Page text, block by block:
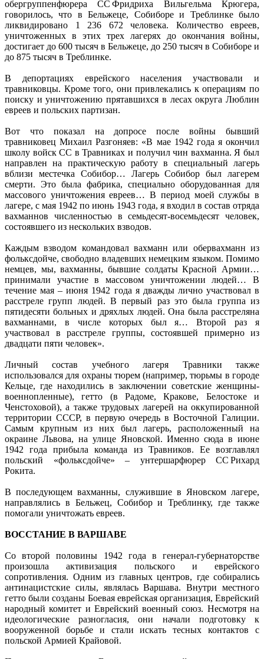
обергруппенфюрера СС Фридриха Вильгельма Крюгера,
говорилось, что в Бельжеце, Собиборе и Треблинке было
ликвидировано 1 236 672 человека. Количество евреев,
уничтоженных в этих трех лагерях до окончания войны,
достигает до 600 тысяч в Бельжеце, до 250 тысяч в Собиборе и
до 875 тысяч в Треблинке.
В депортациях еврейского населения участвовали и
травниковцы. Кроме того, они привлекались к операциям по
поиску и уничтожению прятавшихся в лесах округа Люблин
евреев и польских партизан.
Вот что показал на допросе после войны бывший
травниковец Михаил Разгоняев: «В мае 1942 года я окончил
школу войск СС в Травниках и получил чин вахманна. Я был
направлен на практическую работу в специальный лагерь
вблизи местечка Собибор… Лагерь Собибор был лагерем
смерти. Это была фабрика, специально оборудованная для
массового уничтожения евреев… В период моей службы в
лагере, с мая 1942 по июнь 1943 года, я входил в состав отряда
вахманнов численностью в семьдесят-восемьдесят человек,
состоявшего из нескольких взводов.
Каждым взводом командовал вахманн или обервахманн из
фольксдойче, свободно владевших немецким языком. Помимо
немцев, мы, вахманны, бывшие солдаты Красной Армии…
принимали участие в массовом уничтожении людей… В
течение мая – июня 1942 года я дважды лично участвовал в
расстреле групп людей. В первый раз это была группа из
пятидесяти больных и дряхлых людей. Она была расстреляна
вахманнами, в числе которых был я… Второй раз я
участвовал в расстреле группы, состоявшей примерно из
двадцати пяти человек».
Личный состав учебного лагеря Травники также
использовался для охраны тюрем (например, тюрьмы в городе
Кельце, где находились в заключении советские женщины-
военнопленные), гетто (в Радоме, Кракове, Белостоке и
Ченстоховой), а также трудовых лагерей на оккупированной
территории СССР, в первую очередь в Восточной Галиции.
Самым крупным из них был лагерь, расположенный на
окраине Львова, на улице Яновской. Именно сюда в июне
1942 года прибыла команда из Травников. Ее возглавлял
польский «фольксдойче» – унтершарфюрер СС Рихард
Рокита.
В последующем вахманны, служившие в Яновском лагере,
направлялись в Бельжец, Собибор и Треблинку, где также
помогали уничтожать евреев.
ВОССТАНИЕ В ВАРШАВЕ
Со второй половины 1942 года в генерал-губернаторстве
произошла активизация польского и еврейского
сопротивления. Одним из главных центров, где собирались
антинацистские силы, являлась Варшава. Внутри местного
гетто были созданы Боевая еврейская организация, Еврейский
народный комитет и Еврейский военный союз. Несмотря на
идеологические разногласия, они начали подготовку к
вооруженной борьбе и стали искать тесных контактов с
польской Армией Крайовой.